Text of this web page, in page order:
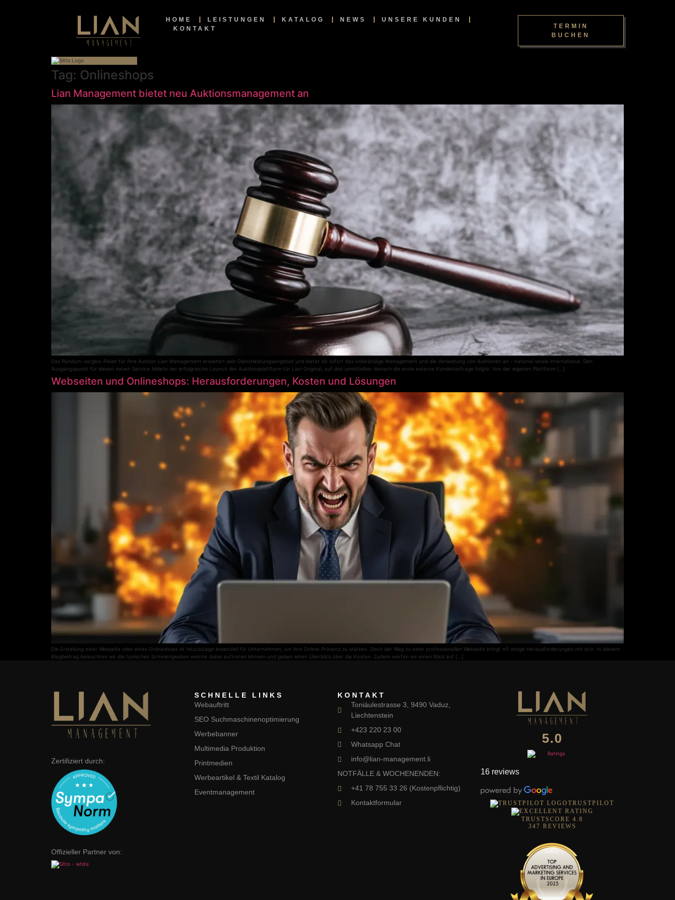
HOME LEISTUNGEN KATALOG NEWS
UNSERE KUNDEN
KONTAKT
TERMIN
BUCHEN
Tag: Onlineshops
Lian Management bietet neu Auktionsmanagement an
Das Rundum-sorglos-Paket für Ihre Auktion Lian Management erweitert sein Dienstleistungsangebot und bietet ab sofort das vollständige Management und die Verwaltung von Auktionen an – national sowie international. Den
Ausgangspunkt für diesen neuen Service bildete der erfolgreiche Launch der Auktionsplattform für Lian Original, auf den unmittelbar danach die erste externe Kundenanfrage folgte. Von der eigenen Plattform […]
Webseiten und Onlineshops: Herausforderungen, Kosten und Lösungen
Die Erstellung einer Webseite oder eines Onlineshops ist heutzutage essenziell für Unternehmen, um ihre Online-Präsenz zu stärken. Doch der Weg zu einer professionellen Webseite bringt oft einige Herausforderungen mit sich. In diesem
Blogbeitrag beleuchten wir die typischen Schwierigkeiten welche dabei auftreten können und geben einen Überblick über die Kosten. Zudem werfen wir einen Blick auf […]
Zertifiziert durch:
Offizieller Partner von:
SCHNELLE LINKS
Webauftritt
SEO Suchmaschinenoptimierung
Werbebanner
Multimedia Produktion
Printmedien
Werbeartikel & Textil Katalog
Eventmanagement
KONTAKT
Toniäulestrasse 3, 9490 Vaduz,
Liechtenstein
+423 220 23 00
Whatsapp Chat
info@lian-management.li
NOTFÄLLE & WOCHENENDEN:
+41 78 755 33 26 (Kostenpflichtig)
Kontaktformular
5.0
16 reviews
TRUSTPILOT
TRUSTSCORE 4.8
347 REVIEWS